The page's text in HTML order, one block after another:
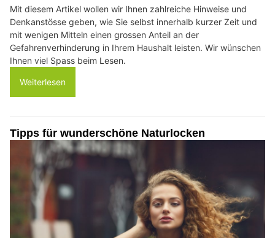
Mit diesem Artikel wollen wir Ihnen zahlreiche Hinweise und
Denkanstösse geben, wie Sie selbst innerhalb kurzer Zeit und
mit wenigen Mitteln einen grossen Anteil an der
Gefahrenverhinderung in Ihrem Haushalt leisten. Wir wünschen
Ihnen viel Spass beim Lesen.
Weiterlesen
Tipps für wunderschöne Naturlocken